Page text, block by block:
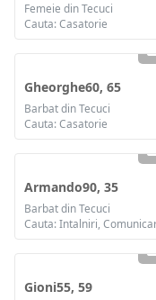
Femeie din Tecuci
Cauta: Casatorie
Gheorghe60, 65
Barbat din Tecuci
Cauta: Casatorie
Armando90, 35
Barbat din Tecuci
Gioni55, 59